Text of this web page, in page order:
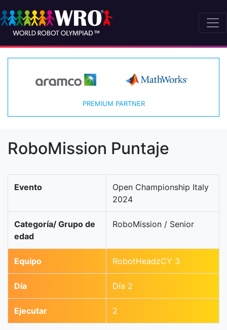
PREMIUM PARTNER
RoboMission Puntaje
Evento
Open Championship Italy
2024
Categoría/ Grupo de
edad
RoboMission / Senior
Equipo RobotHeadzCY 3
Día Día 2
Ejecutar 2